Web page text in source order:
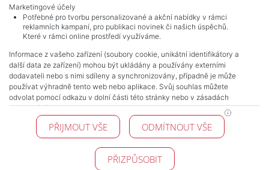
NAVIGACE
Obchodní podmínky
Ochrana osobních údajů
Realitní kanceláře
Kontakt
Zpracování cookies
KONTAKT
Pražské reality
140 00 Praha 4
Marketingové účely
Potřebné pro tvorbu personalizované a akční nabídky v rámci
reklamních kampaní, pro publikaci novinek či našich úspěchů.
Které v rámci online prostředí využíváme.
Informace z vašeho zařízení (soubory cookie, unikátní identifikátory a
další data ze zařízení) mohou být ukládány a používány externími
dodavateli nebo s nimi sdíleny a synchronizovány, případně je může
používat výhradně tento web nebo aplikace. Svůj souhlas můžete
odvolat pomocí odkazu v dolní části této stránky nebo v zásadách
zpracování cookies.
PŘIJMOUT VŠE ODMÍTNOUT VŠE
PŘIZPŮSOBIT